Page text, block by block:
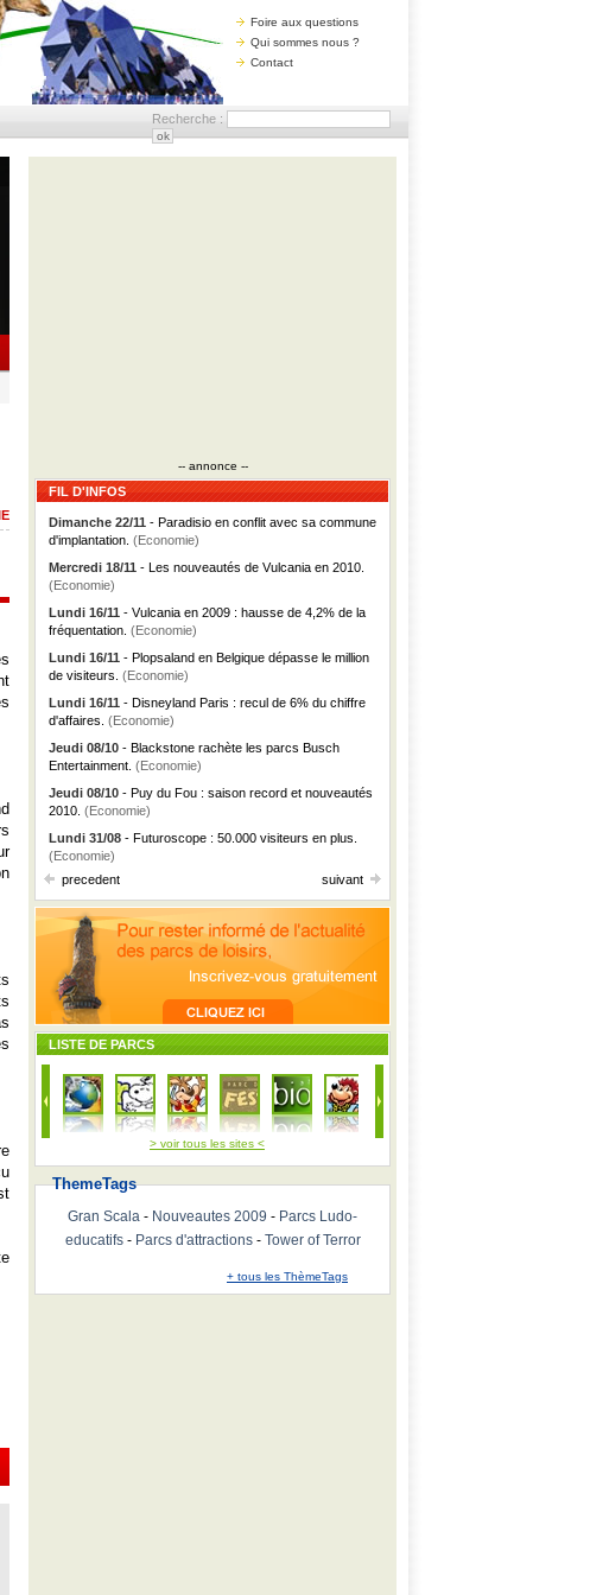
Foire aux questions
Qui sommes nous ?
Contact
Recherche :
-- annonce --
FIL D'INFOS
Dimanche 22/11 - Paradisio en conflit avec sa commune
d'implantation. (Economie)
Mercredi 18/11 - Les nouveautés de Vulcania en 2010.
(Economie)
Lundi 16/11 - Vulcania en 2009 : hausse de 4,2% de la
fréquentation. (Economie)
Lundi 16/11 - Plopsaland en Belgique dépasse le million
de visiteurs. (Economie)
Lundi 16/11 - Disneyland Paris : recul de 6% du chiffre
d'affaires. (Economie)
Jeudi 08/10 - Blackstone rachète les parcs Busch
Entertainment. (Economie)
Jeudi 08/10 - Puy du Fou : saison record et nouveautés
2010. (Economie)
Lundi 31/08 - Futuroscope : 50.000 visiteurs en plus.
(Economie)
precedent
suivant
LISTE DE PARCS
> voir tous les sites <
ThemeTags
Gran Scala - Nouveautes 2009 - Parcs Ludo-
educatifs- Parcs d'attractions- Tower of Terror
+ tous les ThèmeTags